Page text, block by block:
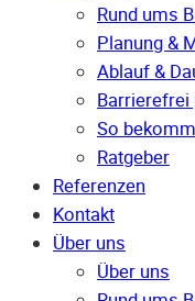
Rund ums
Planung &
Ablauf &
Barrierefrei
So
Ratgeber
Referenzen
Kontakt
Über uns
Über uns